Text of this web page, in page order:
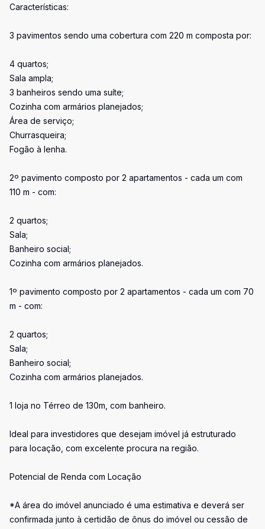
Características:
3 pavimentos sendo uma cobertura com 220 m composta por:
4 quartos;
Sala ampla;
3 banheiros sendo uma suíte;
Cozinha com armários planejados;
Área de serviço;
Churrasqueira;
Fogão à lenha.
2º pavimento composto por 2 apartamentos - cada um com
110 m - com:
2 quartos;
Sala;
Banheiro social;
Cozinha com armários planejados.
1º pavimento composto por 2 apartamentos - cada um com 70
m - com:
2 quartos;
Sala;
Banheiro social;
Cozinha com armários planejados.
1 loja no Térreo de 130m, com banheiro.
Ideal para investidores que desejam imóvel já estruturado
para locação, com excelente procura na região.
Potencial de Renda com Locação
*A área do imóvel anunciado é uma estimativa e deverá ser
confirmada junto à certidão de ônus do imóvel ou cessão de